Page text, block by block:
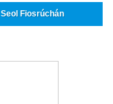
Seol Fiosrúchán